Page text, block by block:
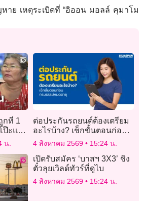
าย เหตุระเบิดที่ “อิออน มอลล์ คุมาโม
กที่ 1
ะแตก
”
น.
ต่อประกันรถยนต์ต้องเตรียม
อะไรบ้าง? เช็กขั้นตอนก่อน
กรมธรรม์หมดอายุ
4 สิงหาคม 2569 15:24 น.
เปิดรับสมัคร ‘บาสฯ 3X3’ ชิง
ตั๋วลุยเวิลด์ทัวร์ที่ดูไบ
4 สิงหาคม 2569 15:24 น.